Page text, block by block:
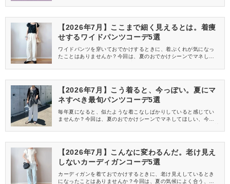
【2026年7月】ここまで細く見えるとは。着痩
せするワイドパンツコーデ5選
ワイドパンツを穿いておでかけするときに、着ぶくれが気になっ
たことはありませんか？今回は、夏のおでかけシーンでマネして
【2026年7月】こう着ると、今っぽい。夏にマ
ネすべき最旬パンツコーデ5選
毎年夏になると、似たような着こなしばかりしていると感じてい
ませんか？今回は、夏のおでかけシーンでマネしてほしい、今っ
適に過ごせるのもポイントですよ♪
【2026年7月】こんなに変わるんだ。老け見え
しないカーディガンコーデ5選
カーディガンを着ておでかけするときに、老け見えしているとき
になったことはありませんか？今回は、夏の気候によく合う、カ